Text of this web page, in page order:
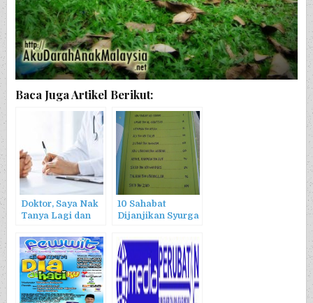
Baca Juga Artikel Berikut:
Doktor, Saya Nak
Tanya Lagi dan
10 Sahabat
Dijanjikan Syurga